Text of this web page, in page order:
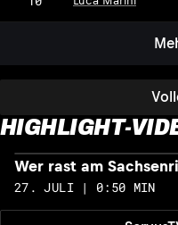
HIGHLIGHT-
Wer rast am
27. JULI | 0:50 MIN